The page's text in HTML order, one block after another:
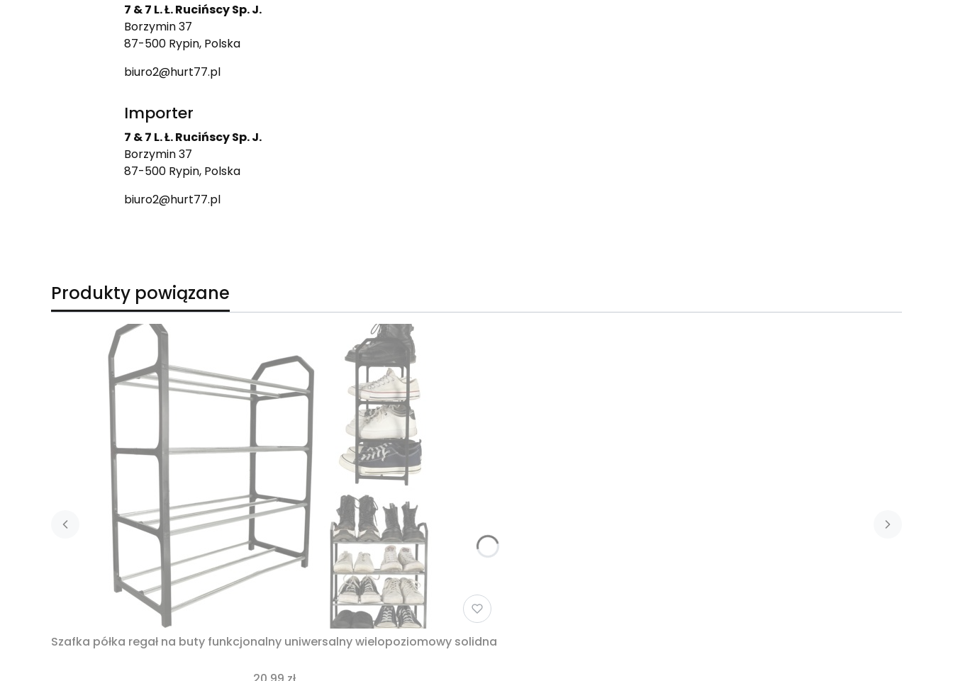
7 & 7 L. Ł. Rucińscy Sp. J.
Borzymin 37
87-500 Rypin, Polska
biuro2@hurt77.pl
Importer
7 & 7 L. Ł. Rucińscy Sp. J.
Borzymin 37
87-500 Rypin, Polska
biuro2@hurt77.pl
Produkty powiązane
Szafka półka regał na buty funkcjonalny uniwersalny wielopoziomowy solidna